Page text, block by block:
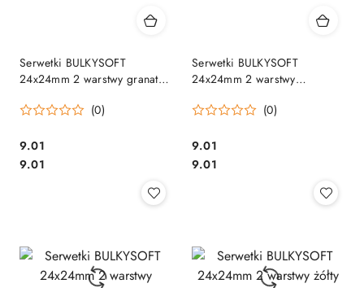
Serwetki BULKYSOFT
24x24mm 2 warstwy granat
(0)
Cena:
9.01
Cena:
9.01
Serwetki BULKYSOFT
24x24mm 2 warstwy
(0)
Cena:
9.01
Cena:
9.01